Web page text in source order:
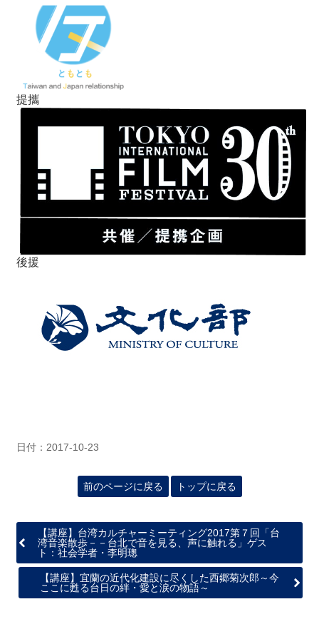
提攜
後援
日付：2017-10-23
前のページに戻る トップに戻る
【講座】台湾カルチャーミーティング2017第７回「台
湾音楽散歩－－台北で音を見る、声に触れる」ゲス
ト：社会学者・李明璁
【講座】宜蘭の近代化建設に尽くした 西郷菊次郎 ～今
ここに甦る台日の絆・愛と涙の物語～